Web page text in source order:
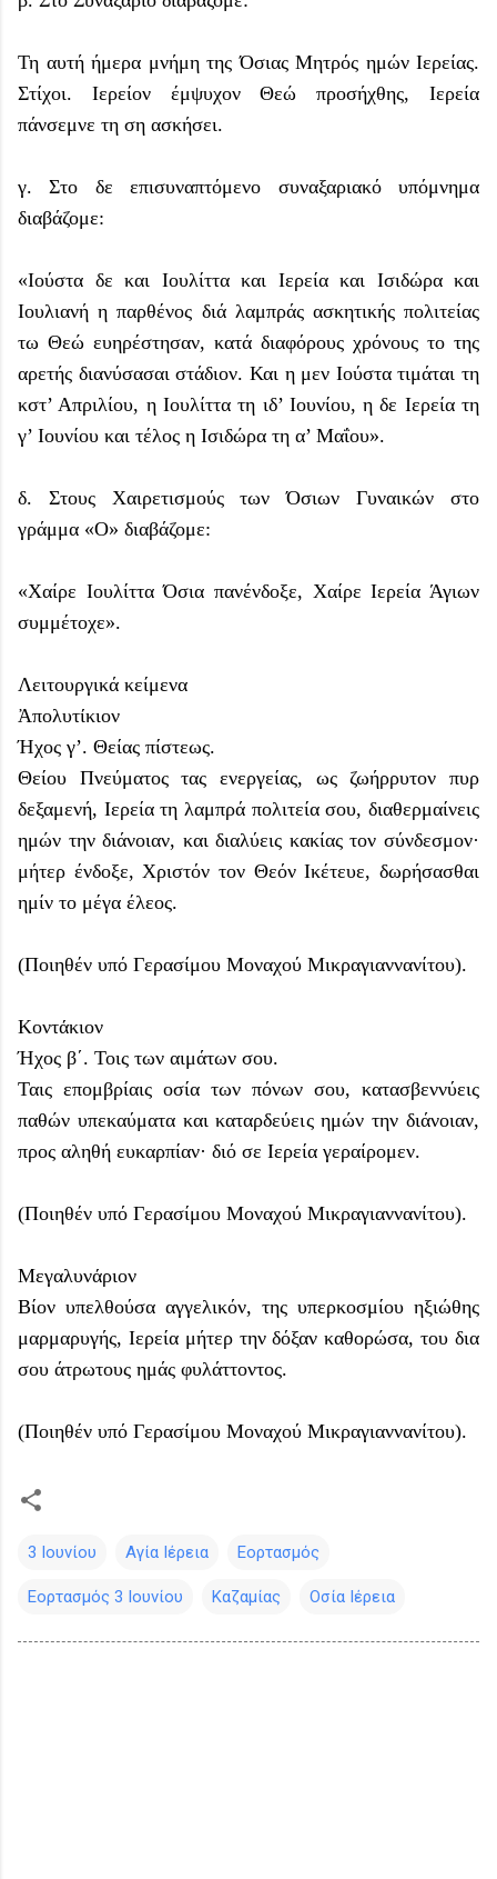
Τη αυτή ήμερα μνήμη της Όσιας Μητρός ημών Ιερείας.
Στίχοι. Ιερείον έμψυχον Θεώ προσήχθης, Ιερεία
πάνσεμνε τη ση ασκήσει.
γ. Στο δε επισυναπτόμενο συναξαριακό υπόμνημα
διαβάζομε:
«Ιούστα δε και Ιουλίττα και Ιερεία και Ισιδώρα και
Ιουλιανή η παρθένος διά λαμπράς ασκητικής πολιτείας
τω Θεώ ευηρέστησαν, κατά διαφόρους χρόνους το της
αρετής διανύσασαι στάδιον. Και η μεν Ιούστα τιμάται τη
κστ’ Απριλίου, η Ιουλίττα τη ιδ’ Ιουνίου, η δε Ιερεία τη
γ’ Ιουνίου και τέλος η Ισιδώρα τη α’ Μαΐου».
δ. Στους Χαιρετισμούς των Όσιων Γυναικών στο
γράμμα «Ο» διαβάζομε:
«Χαίρε Ιουλίττα Όσια πανένδοξε, Χαίρε Ιερεία Άγιων
συμμέτοχε».
Λειτουργικά κείμενα
Ἀπολυτίκιον
Ήχος γ’. Θείας πίστεως.
Θείου Πνεύματος τας ενεργείας, ως ζωήρρυτον πυρ
δεξαμενή, Ιερεία τη λαμπρά πολιτεία σου, διαθερμαίνεις
ημών την διάνοιαν, και διαλύεις κακίας τον σύνδεσμον·
μήτερ ένδοξε, Χριστόν τον Θεόν Ικέτευε, δωρήσασθαι
ημίν το μέγα έλεος.
(Ποιηθέν υπό Γερασίμου Μοναχού Μικραγιαννανίτου).
Κοντάκιον
Ήχος β΄. Τοις των αιμάτων σου.
Ταις επομβρίαις οσία των πόνων σου, κατασβεννύεις
παθών υπεκαύματα και καταρδεύεις ημών την διάνοιαν,
προς αληθή ευκαρπίαν· διό σε Ιερεία γεραίρομεν.
(Ποιηθέν υπό Γερασίμου Μοναχού Μικραγιαννανίτου).
Μεγαλυνάριον
Βίον υπελθούσα αγγελικόν, της υπερκοσμίου ηξιώθης
μαρμαρυγής, Ιερεία μήτερ την δόξαν καθορώσα, του δια
σου άτρωτους ημάς φυλάττοντος.
(Ποιηθέν υπό Γερασίμου Μοναχού Μικραγιαννανίτου).
3 Ιουνίου Αγία Ιέρεια Εορτασμός
Εορτασμός 3 Ιουνίου Καζαμίας Οσία Ιέρεια